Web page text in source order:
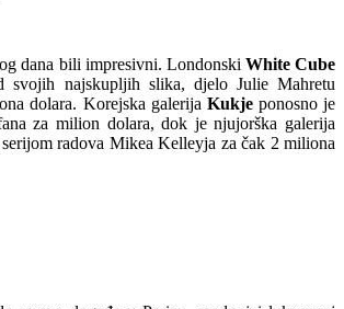
dana bili impresivni. Londonski White Cube
svojih najskupljih slika, djelo Julie Mahretu
dolara. Korejska galerija Kukjeponosno je
za milion dolara, dok je njujorška galerija
radova Mikea Kelleyja za čak 2 miliona